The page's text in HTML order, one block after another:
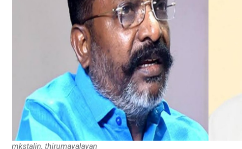
mkstalin, thirumavalavan